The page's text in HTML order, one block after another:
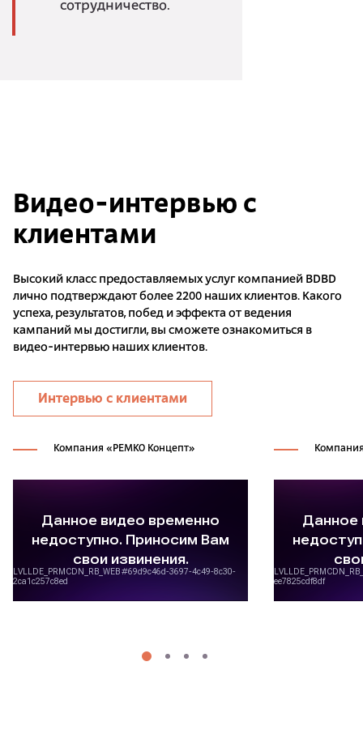
сотрудничество.
Видео-интервью с
клиентами
Высокий класс предоставляемых услуг компанией BDBD
лично подтверждают более 2200 наших клиентов. Какого
успеха, результатов, побед и эффекта от ведения
кампаний мы достигли, вы сможете ознакомиться в
видео-интервью наших клиентов.
Интервью с клиентами
Компания «РЕМКО Концепт»